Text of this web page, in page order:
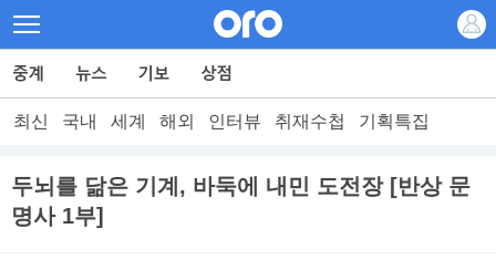
최신 국내 세계 해외 인터뷰 취재수첩 기획특집
두뇌를 닮은 기계, 바둑에 내민 도전장 [반상 문
명사 1부]